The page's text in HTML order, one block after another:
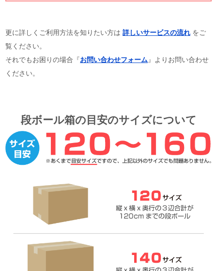
更に詳しくご利用方法を知りたい方は詳しいサービスの流れ をご
覧ください。
それでもお困りの場合『お問い合わせフォーム』よりお問い合わせ
ください。
段ボール箱の目安のサイズについて